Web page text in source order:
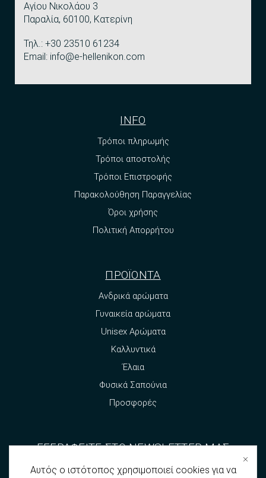
Αγίου Νικολάου 3
Παραλία, 60100, Κατερίνη
Τηλ.: +30 23510 61234
Email: info@e-hellenikon.com
INFO
Τρόποι πληρωμής
Τρόποι αποστολής
Τρόποι Επιστροφής
Παρακολούθηση Παραγγελίας
Όροι χρήσης
Πολιτική Απορρήτου
ΠΡΟΪΟΝΤΑ
Ανδρικά αρώματα
Γυναικεία αρώματα
Unisex Αρώματα
Καλλυντικά
Έλαια
Φυσικά Σαπούνια
Προσφορές
ΕΓΓΡΑΦΕΙΤΕ ΣΤΟ NEWSLETTER ΜΑΣ
Αυτός ο ιστότοπος χρησιμοποιεί cookies για να